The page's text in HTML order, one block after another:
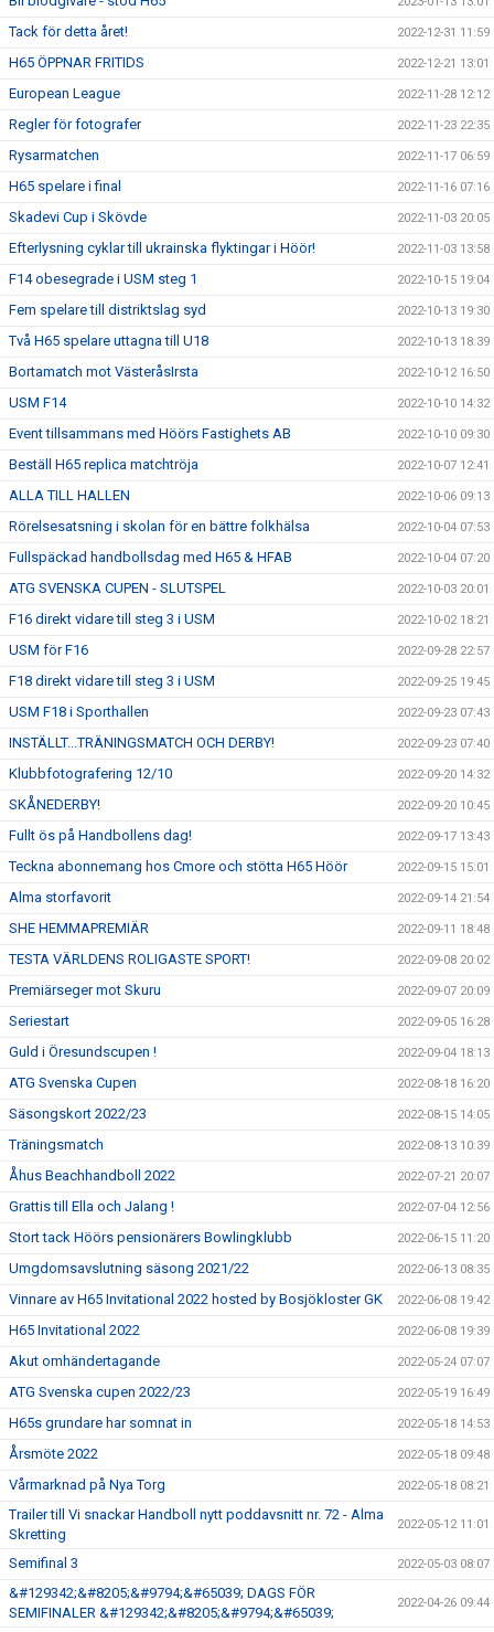
Tack för detta året! 2022-12-31 11:59
H65 ÖPPNAR FRITIDS 2022-12-21 13:01
European League 2022-11-28 12:12
Regler för fotografer 2022-11-23 22:35
Rysarmatchen 2022-11-17 06:59
H65 spelare i final 2022-11-16 07:16
Skadevi Cup i Skövde 2022-11-03 20:05
Efterlysning cyklar till ukrainska flyktingar i Höör! 2022-11-03 13:58
F14 obesegrade i USM steg 1 2022-10-15 19:04
Fem spelare till distriktslag syd 2022-10-13 19:30
Två H65 spelare uttagna till U18 2022-10-13 18:39
Bortamatch mot VästeråsIrsta 2022-10-12 16:50
USM F14 2022-10-10 14:32
Event tillsammans med Höörs Fastighets AB 2022-10-10 09:30
Beställ H65 replica matchtröja 2022-10-07 12:41
ALLA TILL HALLEN 2022-10-06 09:13
Rörelsesatsning i skolan för en bättre folkhälsa 2022-10-04 07:53
Fullspäckad handbollsdag med H65 & HFAB 2022-10-04 07:20
ATG SVENSKA CUPEN - SLUTSPEL 2022-10-03 20:01
F16 direkt vidare till steg 3 i USM 2022-10-02 18:21
USM för F16 2022-09-28 22:57
F18 direkt vidare till steg 3 i USM 2022-09-25 19:45
USM F18 i Sporthallen 2022-09-23 07:43
INSTÄLLT...TRÄNINGSMATCH OCH DERBY! 2022-09-23 07:40
Klubbfotografering 12/10 2022-09-20 14:32
SKÅNEDERBY! 2022-09-20 10:45
Fullt ös på Handbollens dag! 2022-09-17 13:43
Teckna abonnemang hos Cmore och stötta H65 Höör 2022-09-15 15:01
Alma storfavorit 2022-09-14 21:54
SHE HEMMAPREMIÄR 2022-09-11 18:48
TESTA VÄRLDENS ROLIGASTE SPORT! 2022-09-08 20:02
Premiärseger mot Skuru 2022-09-07 20:09
Seriestart 2022-09-05 16:28
Guld i Öresundscupen ! 2022-09-04 18:13
ATG Svenska Cupen 2022-08-18 16:20
Säsongskort 2022/23 2022-08-15 14:05
Träningsmatch 2022-08-13 10:39
Åhus Beachhandboll 2022 2022-07-21 20:07
Grattis till Ella och Jalang ! 2022-07-04 12:56
Stort tack Höörs pensionärers Bowlingklubb 2022-06-15 11:20
Umgdomsavslutning säsong 2021/22 2022-06-13 08:35
Vinnare av H65 Invitational 2022 hosted by Bosjökloster GK 2022-06-08 19:42
H65 Invitational 2022 2022-06-08 19:39
Akut omhändertagande 2022-05-24 07:07
ATG Svenska cupen 2022/23 2022-05-19 16:49
H65s grundare har somnat in 2022-05-18 14:53
Årsmöte 2022 2022-05-18 09:48
Vårmarknad på Nya Torg 2022-05-18 08:21
Trailer till Vi snackar Handboll nytt poddavsnitt nr. 72 - Alma
Skretting
2022-05-12 11:01
Semifinal 3 2022-05-03 08:07
&#129342;&#8205;&#9794;&#65039; DAGS FÖR
SEMIFINALER &#129342;&#8205;&#9794;&#65039;
2022-04-26 09:44